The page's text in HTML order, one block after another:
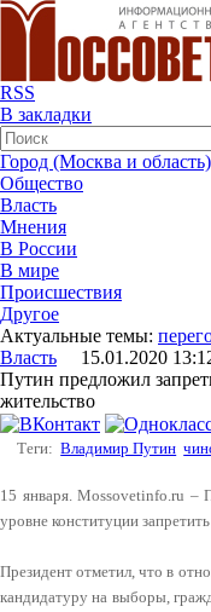
RSS
В закладки
Город (Москва и область)
Общество
Власть
Мнения
В России
В мире
Происшествия
Другое
Актуальные темы:
Власть 15.01.2020
Путин предложил
жительство
Теги: Владимир Путин
15 января. Mossovetinfo.ru –
уровне конституции
Президент отметил, что в
кандидатуру на выборы,